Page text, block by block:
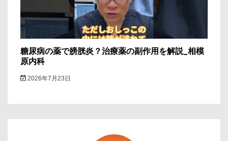
糖尿病の薬で膀胱炎？治療薬の副作用を解説_相模
原内科
2026年7月23日